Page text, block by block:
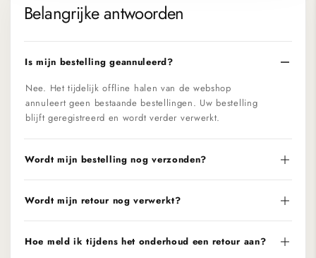
Belangrijke antwoorden
Is mijn bestelling geannuleerd?
Nee. Het tijdelijk offline halen van de webshop
annuleert geen bestaande bestellingen. Uw bestelling
blijft geregistreerd en wordt verder verwerkt.
Wordt mijn bestelling nog verzonden?
Wordt mijn retour nog verwerkt?
Hoe meld ik tijdens het onderhoud een retour aan?